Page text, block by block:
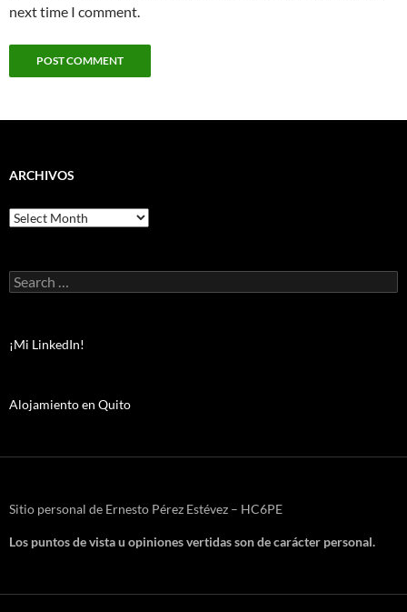
next time I comment.
ARCHIVOS
Archivos
Search
for:
¡Mi LinkedIn!
Alojamiento en Quito
Sitio personal de Ernesto Pérez Estévez – HC6PE
Los puntos de vista u opiniones vertidas son de carácter personal.